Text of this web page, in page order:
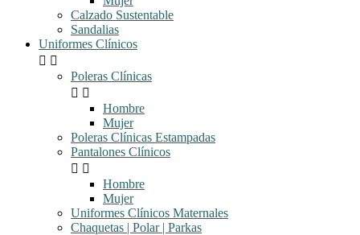
Calzado Sustentable
Sandalias
Uniformes Clínicos
 
Poleras Clínicas
 
Hombre
Mujer
Poleras Clínicas Estampadas
Pantalones Clínicos
 
Hombre
Mujer
Uniformes Clínicos Maternales
Chaquetas | Polar | Parkas